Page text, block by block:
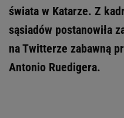
świata w Katarze. Z
sąsiadów postanowiła
na Twitterze zabawną
Antonio Ruedigera.